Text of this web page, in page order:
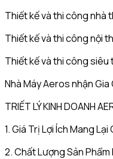
Thiết kế và thi công nhà
Thiết kế và thi công nội
Thiết kế và thi công siêu
Nhà Máy Aeros nhận
TRIẾT LÝ KINH DOANH
1. Giá Trị Lợi Ích Mang
2. Chất Lượng Sản Phẩm